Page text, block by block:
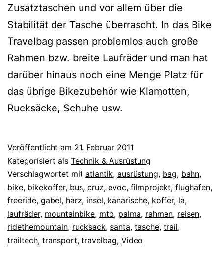
Zusatztaschen und vor allem über die
Stabilität der Tasche überrascht. In das Bike
Travelbag passen problemlos auch große
Rahmen bzw. breite Laufräder und man hat
darüber hinaus noch eine Menge Platz für
das übrige Bikezubehör wie Klamotten,
Rucksäcke, Schuhe usw.
Veröffentlicht am 21. Februar 2011
Kategorisiert als Technik & Ausrüstung
Verschlagwortet mit atlantik, ausrüstung, bag, bahn,
bike, bikekoffer, bus, cruz, evoc, filmprojekt, flughafen,
freeride, gabel, harz, insel, kanarische, koffer, la,
laufräder, mountainbike, mtb, palma, rahmen, reisen,
ridethemountain, rucksack, santa, tasche, trail,
trailtech, transport, travelbag, Video